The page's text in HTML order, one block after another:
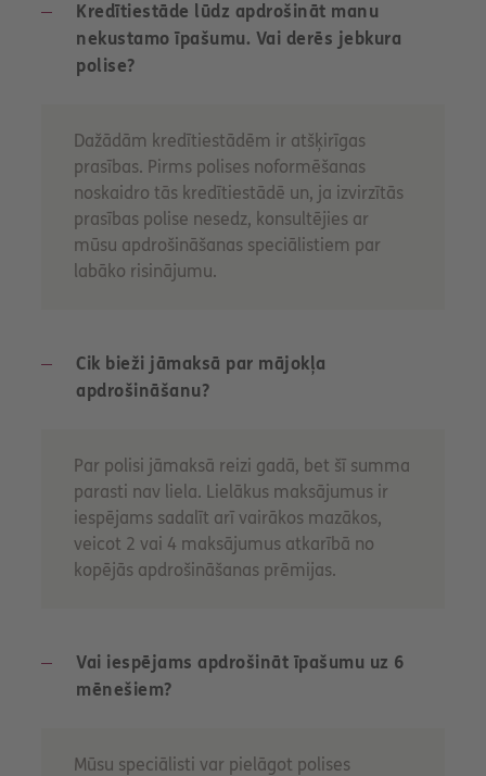
Kredītiestāde lūdz apdrošināt manu
nekustamo īpašumu. Vai derēs jebkura
polise?
Dažādām kredītiestādēm ir atšķirīgas
prasības. Pirms polises noformēšanas
noskaidro tās kredītiestādē un, ja izvirzītās
prasības polise nesedz, konsultējies ar
mūsu apdrošināšanas speciālistiem par
labāko risinājumu.
Cik bieži jāmaksā par mājokļa
apdrošināšanu?
Par polisi jāmaksā reizi gadā, bet šī summa
parasti nav liela. Lielākus maksājumus ir
iespējams sadalīt arī vairākos mazākos,
veicot 2 vai 4 maksājumus atkarībā no
kopējās apdrošināšanas prēmijas.
Vai iespējams apdrošināt īpašumu uz 6
mēnešiem?
Mūsu speciālisti var pielāgot polises